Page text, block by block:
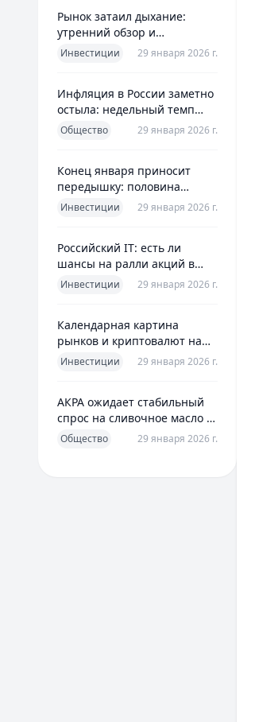
Рынок затаил дыхание:
утренний обзор и
ориентиры для инвесторов
Инвестиции 29 января 2026 г.
Инфляция в России заметно
остыла: недельный темп
упал более чем вдвое
Общество 29 января 2026 г.
Конец января приносит
передышку: половина
годовой цели ЦБ «сделана»
Инвестиции 29 января 2026 г.
Российский IT: есть ли
шансы на ралли акций в
2026 без опоры на ИИ
Инвестиции 29 января 2026 г.
Календарная картина
рынков и криптовалют на
четверг, 29 января 2026
Инвестиции 29 января 2026 г.
АКРА ожидает стабильный
спрос на сливочное масло в
2026 году
Общество 29 января 2026 г.